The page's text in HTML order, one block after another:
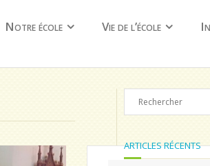
Notre école Vie de l’école
ARTICLES RÉCENTS